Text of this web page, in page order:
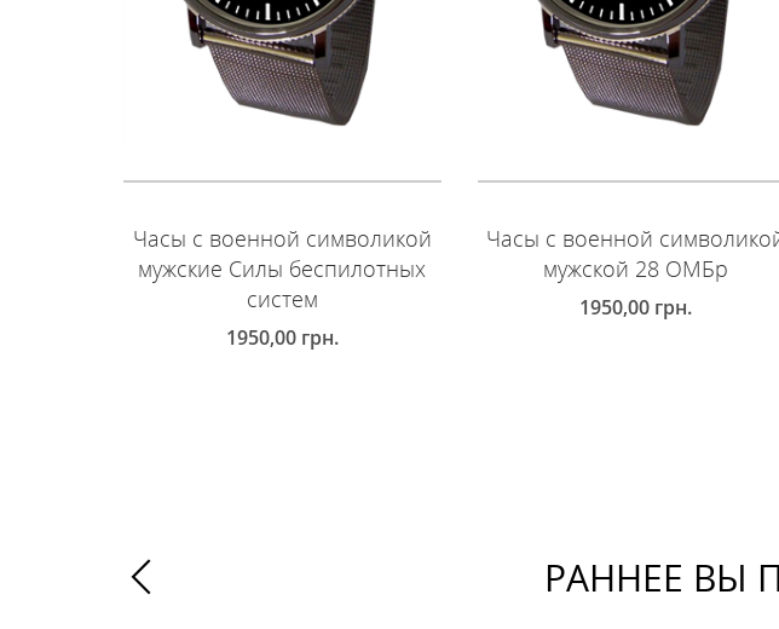
Часы с военной символикой
мужские Силы беспилотных
систем
1950,00 грн.
Часы с военной
мужской 28 ОМБр
1950,00 грн.
РАННЕЕ ВЫ